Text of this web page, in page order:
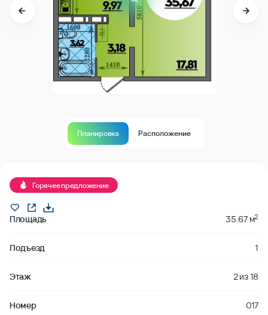
Планировка Расположение
Горячее предложение
Площадь 35.67 м2
Подъезд 1
Этаж 2из18
Номер 017